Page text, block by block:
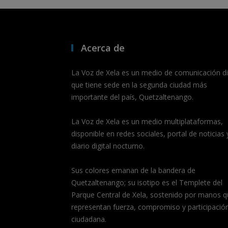
Acerca de
La Voz de Xela es un medio de comunicación
que tiene sede en la segunda ciudad más
importante del país, Quetzaltenango.
La Voz de Xela es un medio multiplataformas,
disponible en redes sociales, portal de noticias
diario digital nocturno.
Sus colores emanan de la bandera de
Quetzaltenango; su isotipo es el Templete del
Parque Central de Xela, sostenido por manos
representan fuerza, compromiso y
ciudadana.